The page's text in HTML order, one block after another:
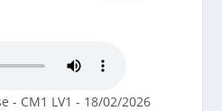
- CM1 LV1 - 18/02/2026